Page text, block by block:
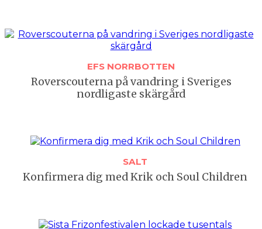
EFS NORRBOTTEN
Rover­scouterna på vandring i Sveriges
nordligaste skärgård
SALT
Konfirmera dig med Krik och Soul Children